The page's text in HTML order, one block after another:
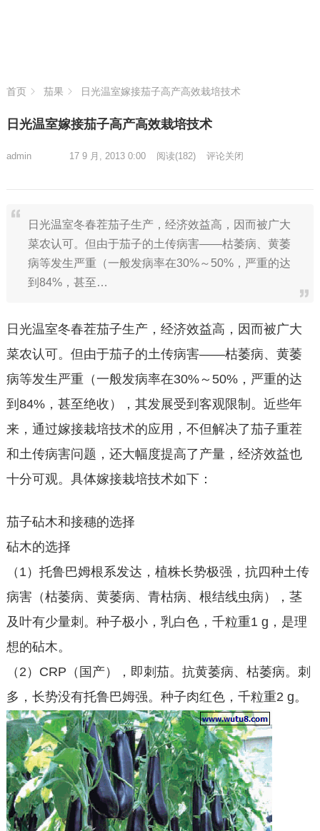
首页 茄果 日光温室嫁接茄子高产高效栽培技术
日光温室嫁接茄子高产高效栽培技术
admin 17 9 月, 2013 0:00 阅读(182) 评论关闭
日光温室冬春茬茄子生产，经济效益高，因而被广大
菜农认可。但由于茄子的土传病害——枯萎病、黄萎
病等发生严重（一般发病率在30%～50%，严重的达
到84%，甚至…
日光温室冬春茬茄子生产，经济效益高，因而被广大
菜农认可。但由于茄子的土传病害——枯萎病、黄萎
病等发生严重（一般发病率在30%～50%，严重的达
到84%，甚至绝收），其发展受到客观限制。近些年
来，通过嫁接栽培技术的应用，不但解决了茄子重茬
和土传病害问题，还大幅度提高了产量，经济效益也
十分可观。具体嫁接栽培技术如下：
茄子砧木和接穗的选择
砧木的选择
（1）托鲁巴姆根系发达，植株长势极强，抗四种土传
病害（枯萎病、黄萎病、青枯病、根结线虫病），茎
及叶有少量刺。种子极小，乳白色，千粒重1 g，是理
想的砧木。
（2）CRP（国产），即刺茄。抗黄萎病、枯萎病。刺
多，长势没有托鲁巴姆强。种子肉红色，千粒重2 g。